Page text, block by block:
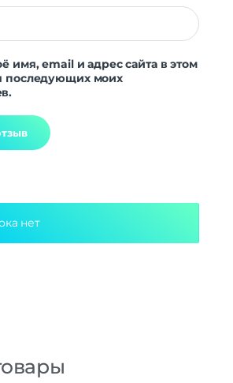
имя, email и адрес сайта в этом
последующих моих
нет